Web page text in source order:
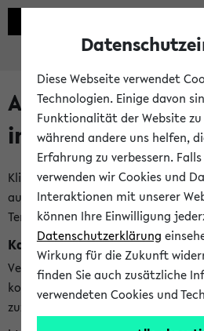
Alle
im eKVV
Klicken Sie auf das Semester,
auswählen möchten. Bitte
Termine imKalender der
Kalenderintegration
Verwenden Sie die folgende
kompatiblen Kalenderanwendung
zuzugreifen (nähere Informationen
Diese Webseite verwendet
Technologien. Einige davon
Funktionalität der Website
während andere uns helfen,
Erfahrung zu verbessern.
verwenden wir Cookies und
Interaktionen mit unserer
können Ihre Einwilligung
Datenschutzerklärung
Wirkung für die Zukunft
finden Sie auch zusätzliche
verwendeten Cookies und